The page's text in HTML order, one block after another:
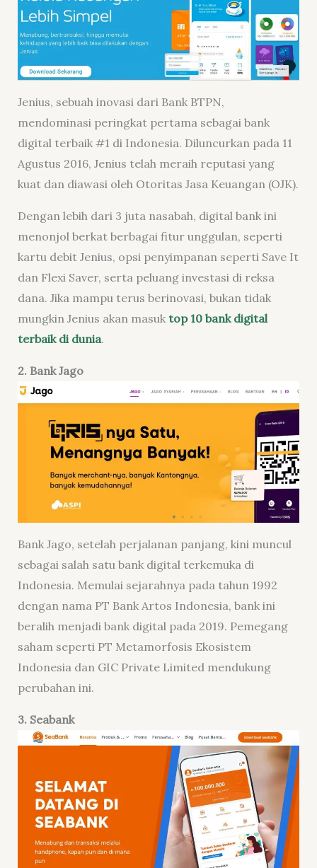
Jenius, sebuah inovasi dari Bank BTPN,
mendominasi peringkat pertama sebagai bank
digital terbaik #1 di Indonesia. Diluncurkan pada 11
Agustus 2016, Jenius telah meraih reputasi yang
kuat dan diawasi oleh Otoritas Jasa Keuangan (OJK).
Dengan lebih dari 3 juta nasabah, digital bank ini
menonjol berkat berbagai fitur unggulan, seperti
kartu debit Jenius, opsi penyimpanan seperti Save It
dan Flexi Saver, serta peluang investasi di reksa
dana. Jika mampu terus berinovasi, bukan tidak
mungkin Jenius akan masuk top 10 bank digital
terbaik di dunia.
2. Bank Jago
Bank Jago, setelah perjalanan panjang, kini muncul
sebagai salah satu bank digital terkemuka di
Indonesia. Memulai sejarahnya pada tahun 1992
dengan nama PT Bank Artos Indonesia, bank ini
beralih menjadi bank digital pada 2019. Pemegang
saham seperti PT Metamorfosis Ekosistem
Indonesia dan GIC Private Limited mendukung
perubahan ini.
3. Seabank